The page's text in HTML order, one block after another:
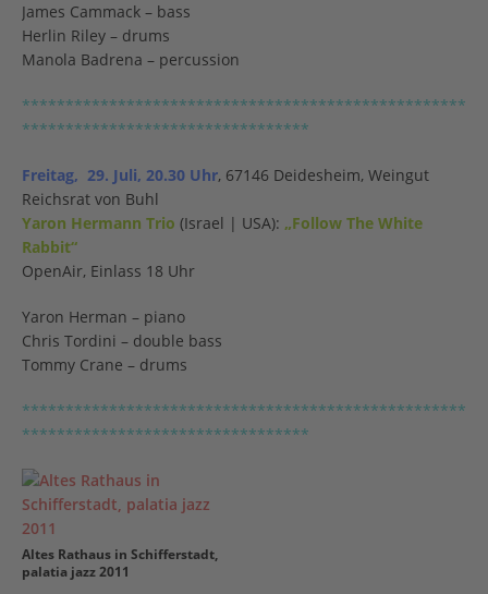
James Cammack – bass
Herlin Riley – drums
Manola Badrena – percussion
***************************************************
*********************************
Freitag, 29. Juli, 20.30 Uhr, 67146 Deidesheim, Weingut
Reichsrat von Buhl
Yaron Hermann Trio (Israel | USA): „Follow The White
Rabbit“
OpenAir, Einlass 18 Uhr
Yaron Herman – piano
Chris Tordini – double bass
Tommy Crane – drums
***************************************************
*********************************
Altes Rathaus in Schifferstadt,
palatia jazz 2011